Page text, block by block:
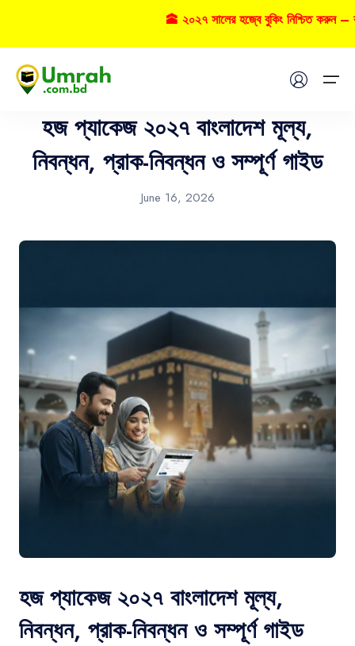
Visas
About US
FAQs
Contact
হজ প্যাকেজ ২০২৭ বাংলাদেশ মূল্য,
নিবন্ধন, প্রাক-নিবন্ধন ও সম্পূর্ণ গাইড
June 16, 2026
হজ প্যাকেজ ২০২৭ বাংলাদেশ মূল্য,
নিবন্ধন, প্রাক-নিবন্ধন ও সম্পূর্ণ গাইড
🕋 ২০২৭ সালের হজ্বে বুকিং নিশ্চিত করুন –